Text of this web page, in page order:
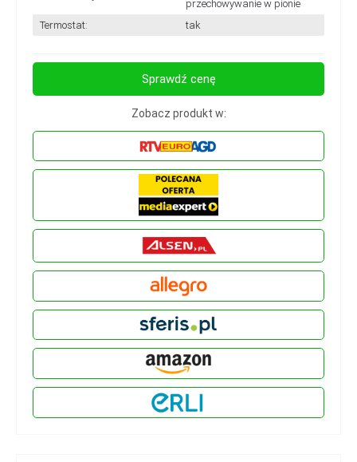
przechowywanie w pionie
Termostat:
tak
Sprawdź cenę
Zobacz produkt w: